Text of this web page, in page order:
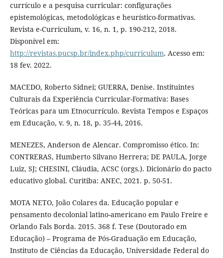
currículo e a pesquisa curricular: configurações
epistemológicas, metodológicas e heurístico-formativas.
Revista e-Curriculum, v. 16, n. 1, p. 190-212, 2018.
Disponível em:
http://revistas.pucsp.br/index.php/curriculum. Acesso em:
18 fev. 2022.
MACEDO, Roberto Sidnei; GUERRA, Denise. Instituintes
Culturais da Experiência Curricular-Formativa: Bases
Teóricas para um Etnocurrículo. Revista Tempos e Espaços
em Educação, v. 9, n. 18, p. 35-44, 2016.
MENEZES, Anderson de Alencar. Compromisso ético. In:
CONTRERAS, Humberto Silvano Herrera; DE PAULA, Jorge
Luiz, SJ; CHESINI, Cláudia, ACSC (orgs.). Dicionário do pacto
educativo global. Curitiba: ANEC, 2021. p. 50-51.
MOTA NETO, João Colares da. Educação popular e
pensamento decolonial latino-americano em Paulo Freire e
Orlando Fals Borda. 2015. 368 f. Tese (Doutorado em
Educação) – Programa de Pós-Graduação em Educação,
Instituto de Ciências da Educação, Universidade Federal do